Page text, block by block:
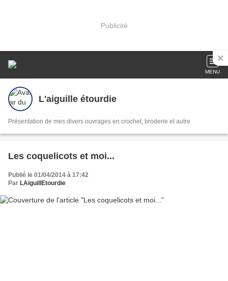
Publicité
MENU
L'aiguille étourdie
Présentation de mes divers ouvrages en crochet, broderie et autre
Les coquelicots et moi...
Publié le 01/04/2014 à 17:42
Par LAiguillEtourdie